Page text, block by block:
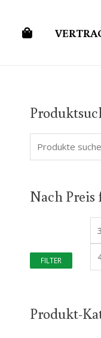
u
h
a
c
Nach
i
r
FILTER
Produkt-